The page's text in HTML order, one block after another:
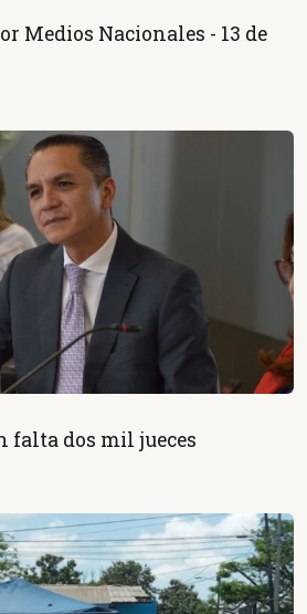
Medios Nacionales - 13 de
falta dos mil jueces